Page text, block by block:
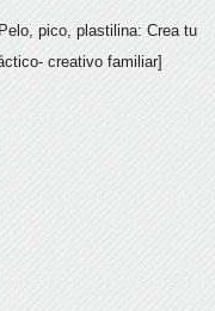
pico, plastilina: Crea tu
creativo familiar]